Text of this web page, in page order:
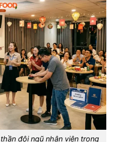
đội ngũ nhân viên trong